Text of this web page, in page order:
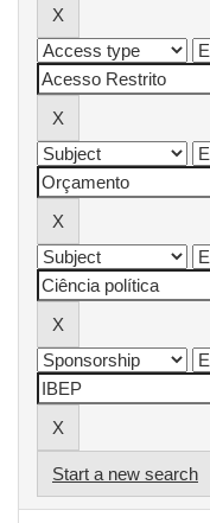
Start a new search